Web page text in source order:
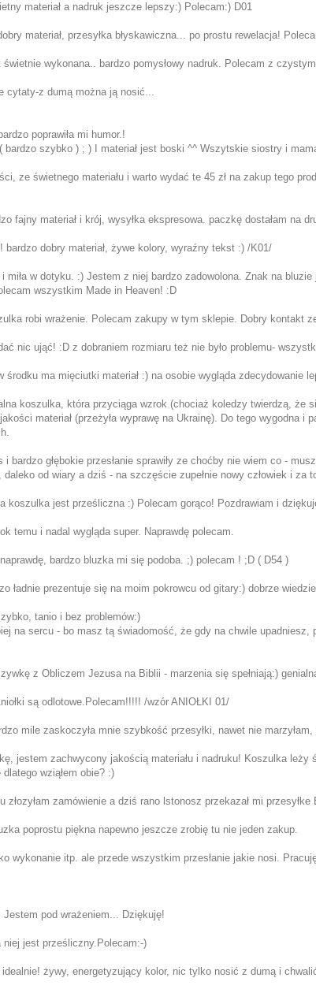
materiał a nadruk jeszcze lepszy:) Polecam:) D01
materiał, przesyłka błyskawiczna... po prostu rewelacja!
wykonana.. bardzo pomysłowy nadruk. Polecam z
cytaty-z dumą można ją nosić...
poprawiła mi humor.!
( bardzo szybko ) ; ) I materiał jest boski ^^ Wszytskie siostry i
ze świetnego materiału i warto wydać te 45 zł na zakup tego
fajny materiał i krój, wysyłka ekspresowa. paczkę dostałam na
dobry materiał, żywe kolory, wyraźny tekst :) /K01/
miła w dotyku. :) Jestem z niej bardzo zadowolona. Znak na
wszystkim Made in Heaven! :D
robi wrażenie. Polecam zakupy w tym sklepie. Dobry kontakt
nic ująć! :D z dobraniem rozmiaru też nie było problemu-
środku ma mięciutki materiał :) na osobie wygląda zdecydowanie
koszulka, która przyciąga wzrok (chociaż koledzy twierdzą, że
materiał (przeżyła wyprawę na Ukrainę). Do tego wygodna i
i bardzo głębokie przesłanie sprawiły ze choćby nie wiem co -
daleko od wiary a dziś - na szczęście zupełnie nowy człowiek i za
koszulka jest prześliczna :) Polecam gorąco! Pozdrawiam i
temu i nadal wygląda super. Naprawdę polecam.
bardzo bluzka mi się podoba. ;) polecam ! ;D ( D54 )
ładnie prezentuje się na moim pokrowcu od gitary:) dobrze
tanio i bez problemów:)
na sercu - bo masz tą świadomość, że gdy na chwile
z Obliczem Jezusa na Biblii - marzenia się spełniają:)
są odlotowe.Polecam!!!!! /wzór ANIOŁKI 01/
mile zaskoczyła mnie szybkość przesyłki, nawet nie
jestem zachwycony jakością materiału i nadruku! Koszulka
wziąłem obie? :)
złozyłam zamówienie a dziś rano lstonosz przekazał mi przesyłke
poprostu piękna napewno jeszcze zrobię tu nie jeden zakup.
wykonanie itp. ale przede wszystkim przesłanie jakie nosi.
pod wrażeniem... Dziękuję!
niej jest prześliczny.Polecam:-)
żywy, energetyzujący kolor, nic tylko nosić z dumą i